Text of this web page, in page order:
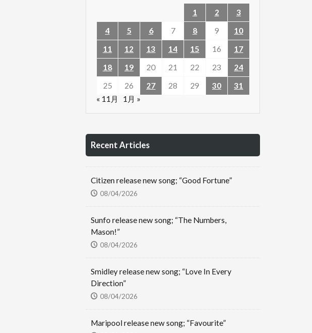
1 2
3
4
5 6 7 8 9
10
11
12 13 14 15 16
17
18
19 20 21 22 23
24
25
26 27 28 29 30
31
« 11月
1月 »
Recent Articles
Citizen release new song; “Good Fortune”
08/04/2026
Sunfo release new song; “The Numbers,
Mason!”
08/04/2026
Smidley release new song; “Love In Every
Direction”
08/04/2026
Maripool release new song; “Favourite”